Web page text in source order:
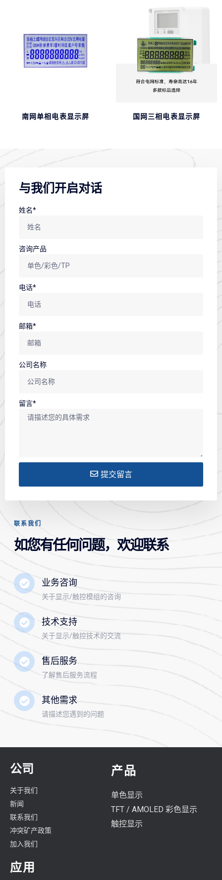
南网单相电表显示屏 国网三相电表显示屏
与我们开启对话
姓名*
咨询产品
电话*
邮箱*
公司名称
留言*
提交留言
联系我们
如您有任何问题，欢迎联系
业务咨询
关于显示/触控模组的咨询
技术支持
关于显示/触控技术的交流
售后服务
了解售后服务流程
其他需求
请描述您遇到的问题
公司
关于我们
新闻
联系我们
冲突矿产政策
加入我们
产品
单色显示
TFT / AMOLED 彩色显示
触控显示
应用